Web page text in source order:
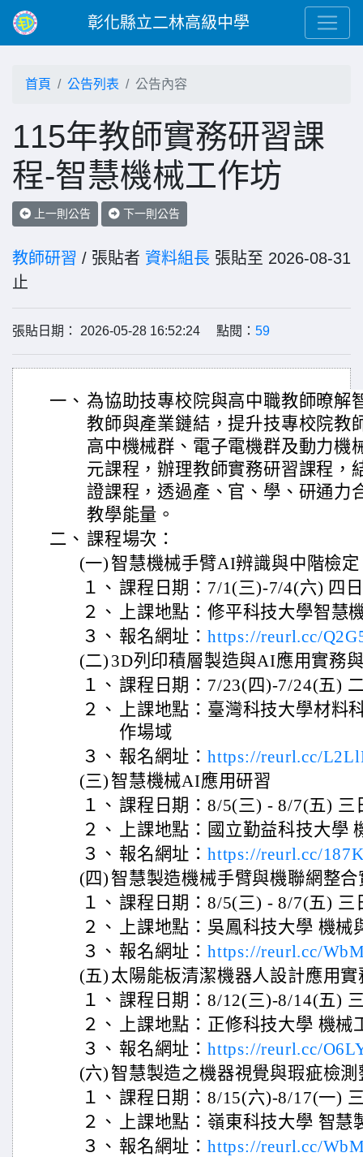
彰化縣立二林高級中學
首頁 公告列表 公告內容
115年教師實務研習課
程-智慧機械工作坊
上一則公告 下一則公告
教師研習 / 張貼者 資料組長 張貼至 2026-08-31
止
張貼日期： 2026-05-28 16:52:24 點閱： 59
一、 為協助技專校院與高中職教師暸解
教師與產業鏈結，提升技專校院教
高中機械群、電子電機群及動力機
元課程，辦理教師實務研習課程，
證課程，透過產、官、學、研通力
教學能量。
二、 課程場次：
(一) 智慧機械手臂AI辨識與中階檢定
１、 課程日期：7/1(三)-7/4(六) 四日
２、
上課地點：修平科技大學智慧
３、 報名網址： https://reurl.cc/
(二) 3D列印積層製造與AI應用實務
１、 課程日期：7/23(四)-7/24(五)
２、
上課地點：臺灣科技大學材料
作場域
３、 報名網址： https://reurl.cc/
(三) 智慧機械AI應用研習
１、 課程日期：8/5(三) - 8/7(五) 三
２、
上課地點：國立勤益科技大學
３、 報名網址： https://reurl.cc/
(四) 智慧製造機械手臂與機聯網整
１、 課程日期：8/5(三) - 8/7(五) 三
２、
上課地點：吳鳳科技大學 機
３、 報名網址： https://reurl.cc/
(五) 太陽能板清潔機器人設計應用實
１、 課程日期：8/12(三)-8/14(五)
２、
上課地點：正修科技大學 機械
３、 報名網址： https://reurl.cc/
(六) 智慧製造之機器視覺與瑕疵檢
１、 課程日期：8/15(六)-8/17(一)
２、
上課地點：嶺東科技大學 智慧
３、 報名網址： https://reurl.cc/